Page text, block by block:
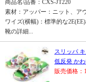
商品名/品番：CXS-JT220
素材：アッパー：ニット、ア
ワイズ(横幅)：標準的な
靴の詳細...
スリッパ
低反発 か
販売価格：